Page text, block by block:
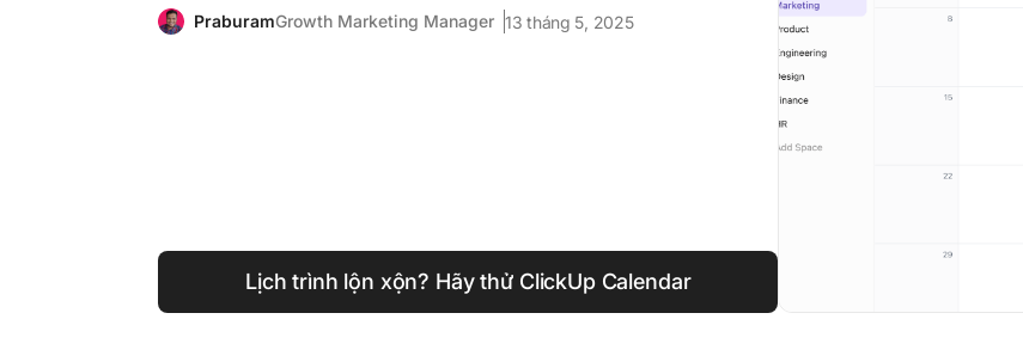
PraburamGrowth Marketing Manager 13 tháng 5, 2025
Lịch trình lộn xộn? Hãy thử ClickUp Calendar